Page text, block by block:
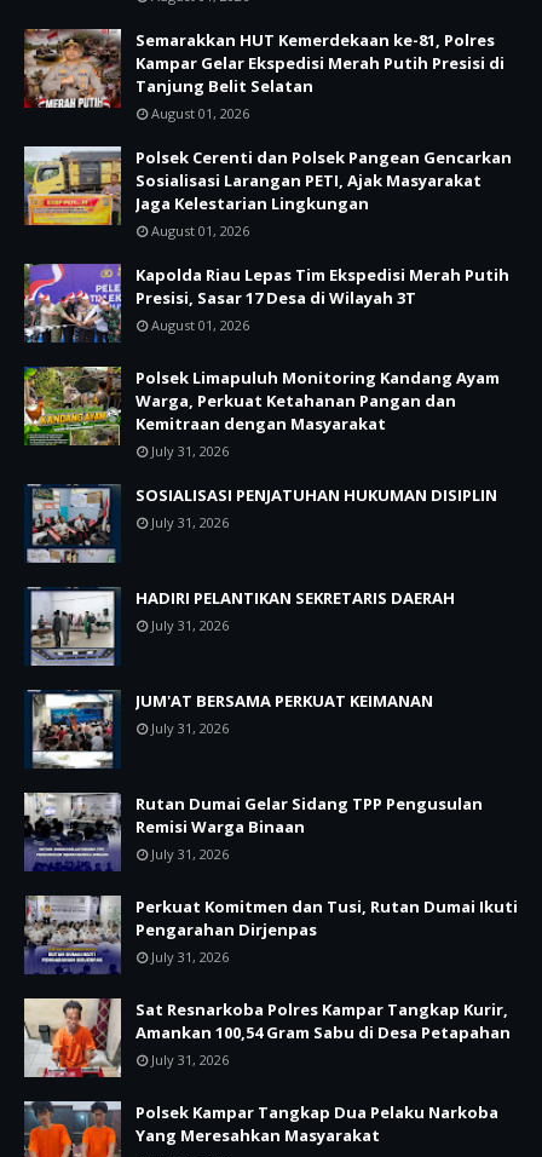
Semarakkan HUT Kemerdekaan ke-81, Polres
Kampar Gelar Ekspedisi Merah Putih Presisi di
Tanjung Belit Selatan
August 01, 2026
Polsek Cerenti dan Polsek Pangean Gencarkan
Sosialisasi Larangan PETI, Ajak Masyarakat
Jaga Kelestarian Lingkungan
August 01, 2026
Kapolda Riau Lepas Tim Ekspedisi Merah Putih
Presisi, Sasar 17 Desa di Wilayah 3T
August 01, 2026
Polsek Limapuluh Monitoring Kandang Ayam
Warga, Perkuat Ketahanan Pangan dan
Kemitraan dengan Masyarakat
July 31, 2026
SOSIALISASI PENJATUHAN HUKUMAN DISIPLIN
July 31, 2026
HADIRI PELANTIKAN SEKRETARIS DAERAH
July 31, 2026
JUM'AT BERSAMA PERKUAT KEIMANAN
July 31, 2026
Rutan Dumai Gelar Sidang TPP Pengusulan
Remisi Warga Binaan
July 31, 2026
Perkuat Komitmen dan Tusi, Rutan Dumai Ikuti
Pengarahan Dirjenpas
July 31, 2026
Sat Resnarkoba Polres Kampar Tangkap Kurir,
Amankan 100,54 Gram Sabu di Desa Petapahan
July 31, 2026
Polsek Kampar Tangkap Dua Pelaku Narkoba
Yang Meresahkan Masyarakat